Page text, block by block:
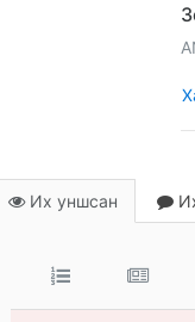
Их уншсан